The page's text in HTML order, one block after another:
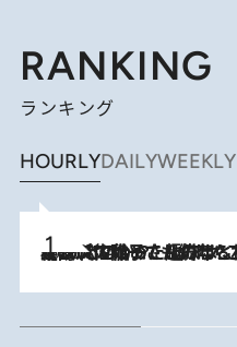
RANKING
ランキング
HOURLYDAILYWEEKLY
2026.8.5
【阿川佐和子さんの年とる力】なぜ70代で始めた趣味は“こんなに楽しい”のか？ ピアノ、俳句…スランプに陥っても続けられる“ある秘訣”とは